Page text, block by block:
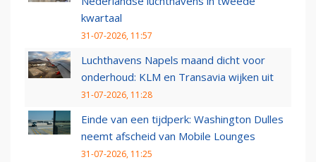
kwartaal
31-07-2026, 11:57
Luchthavens Napels maand dicht voor
onderhoud: KLM en Transavia wijken uit
31-07-2026, 11:28
Einde van een tijdperk: Washington Dulles
neemt afscheid van Mobile Lounges
31-07-2026, 11:25